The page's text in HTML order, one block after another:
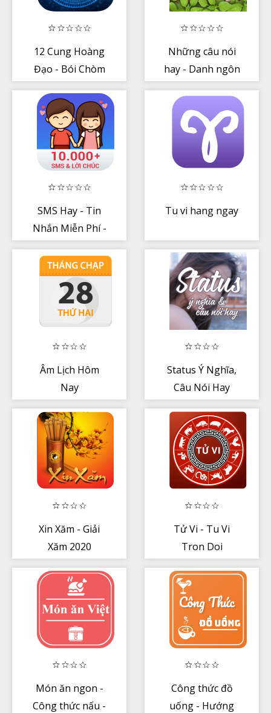
12 Cung Hoàng
Đạo - Bói Chòm
Ngày
Những câu nói
hay - Danh ngôn
SMS Hay - Tin
Nhắn Miễn Phí -
Thuong
Tu vi hang ngay
Âm Lịch Hôm
Nay
Status Ý Nghĩa,
Câu Nói Hay
Xin Xăm - Giải
Xăm 2020
Tử Vi - Tu Vi
Tron Doi
Món ăn ngon -
Công thức nấu -
Công thức đồ
uống - Hướng